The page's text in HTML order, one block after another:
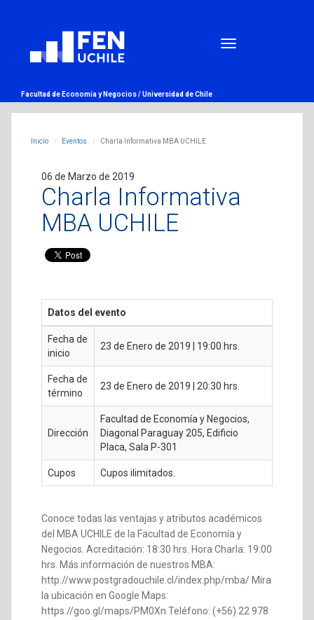
Facultad de Economía y Negocios /Universidad de Chile
Inicio Eventos Charla Informativa MBA UCHILE
06 de Marzo de 2019
Charla Informativa
MBA UCHILE
Datos del evento
Fecha de
inicio
23 de Enero de 2019 | 19:00 hrs.
Fecha de
término
23 de Enero de 2019 | 20:30 hrs.
Dirección
Facultad de Economía y Negocios,
Diagonal Paraguay 205, Edificio
Placa, Sala P-301
Cupos Cupos ilimitados.
Conoce todas las ventajas y atributos académicos
del MBA UCHILE de la Facultad de Economía y
Negocios. Acreditación: 18:30 hrs. Hora Charla: 19:00
hrs. Más información de nuestros MBA:
http://www.postgradouchile.cl/index.php/mba/ Mira
la ubicación en Google Maps:
https://goo.gl/maps/PM0Xn Teléfono: (+56) 22 978